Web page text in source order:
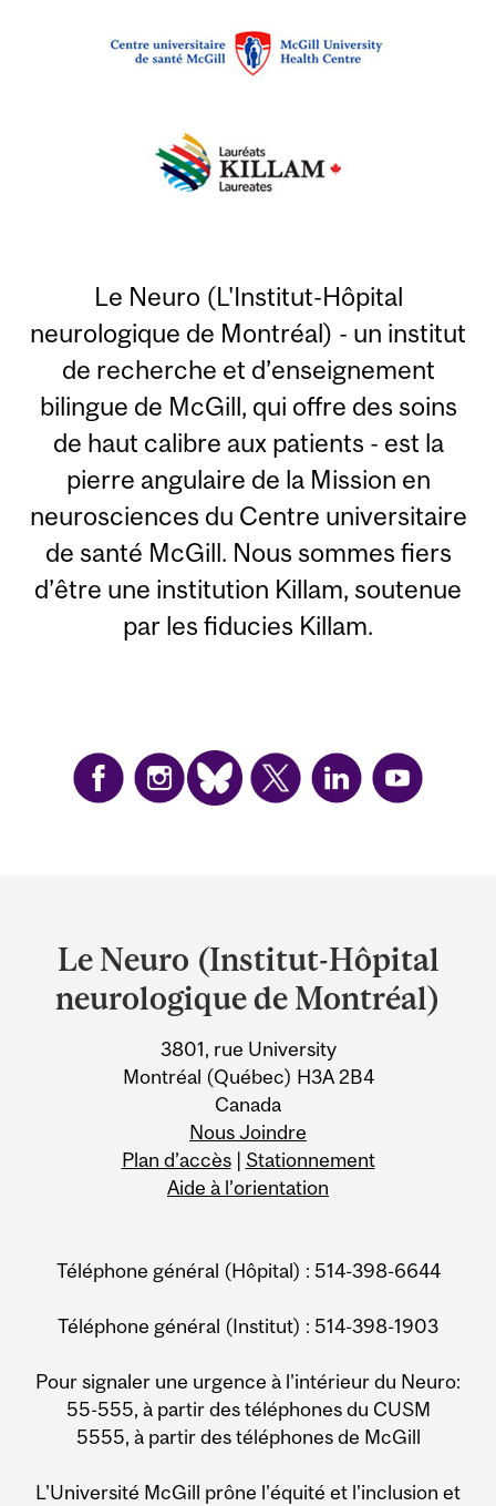
Le Neuro (L'Institut-Hôpital
neurologique de Montréal) - un institut
de recherche et d’enseignement
bilingue de McGill, qui offre des soins
de haut calibre aux patients - est la
pierre angulaire de la Mission en
neurosciences du Centre universitaire
de santé McGill. Nous sommes fiers
d’être une institution Killam, soutenue
par les fiducies Killam.
and
University
Information
Le Neuro (Institut-Hôpital
neurologique de Montréal)
3801, rue University
Montréal (Québec) H3A 2B4
Canada
Nous Joindre
Plan d’accès| Stationnement
Aide à l’orientation
Téléphone général (Hôpital) : 514-398-6644
Téléphone général (Institut) : 514-398-1903
Pour signaler une urgence à l'intérieur du Neuro:
55-555, à partir des téléphones du CUSM
5555, à partir des téléphones de McGill
L'Université McGill prône l'équité et l'inclusion et